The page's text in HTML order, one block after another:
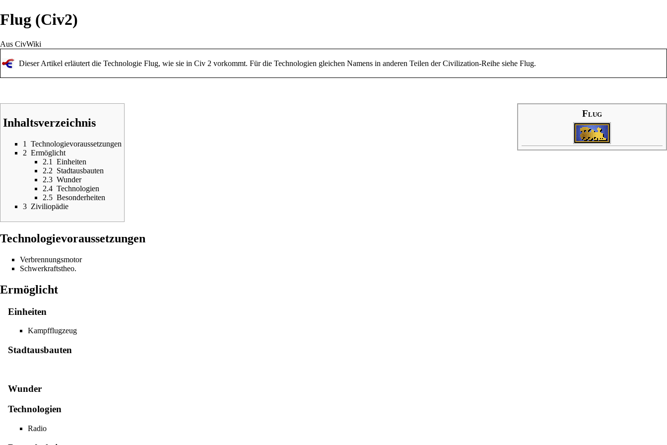
Flug (Civ2)
Aus CivWiki
Dieser Artikel erläutert die Technologie Flug, wie sie in Civ 2 vorkommt. Für die Technologien gleichen Namens in anderen Teilen der Civilization-Reihe siehe Flug.
Flug
Inhaltsverzeichnis
1
Technologievoraussetzungen
2 Ermöglicht
2.1
Einheiten
2.2 Stadtausbauten
2.3 Wunder
2.4 Technologien
2.5 Besonderheiten
3 Ziviliopädie
Technologievoraussetzungen
Verbrennungsmotor
Schwerkraftstheo.
Ermöglicht
Einheiten
Kampfflugzeug
Stadtausbauten
Wunder
Technologien
Radio